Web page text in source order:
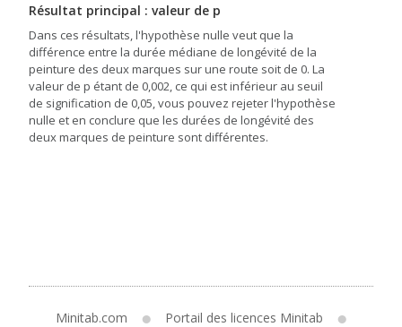
Résultat principal : valeur de p
Dans ces résultats, l'hypothèse nulle veut que la
différence entre la durée médiane de longévité de la
peinture des deux marques sur une route soit de 0. La
valeur de p étant de 0,002, ce qui est inférieur au seuil
de signification de 0,05, vous pouvez rejeter l'hypothèse
nulle et en conclure que les durées de longévité des
deux marques de peinture sont différentes.
Minitab.com
Portail des licences Minitab